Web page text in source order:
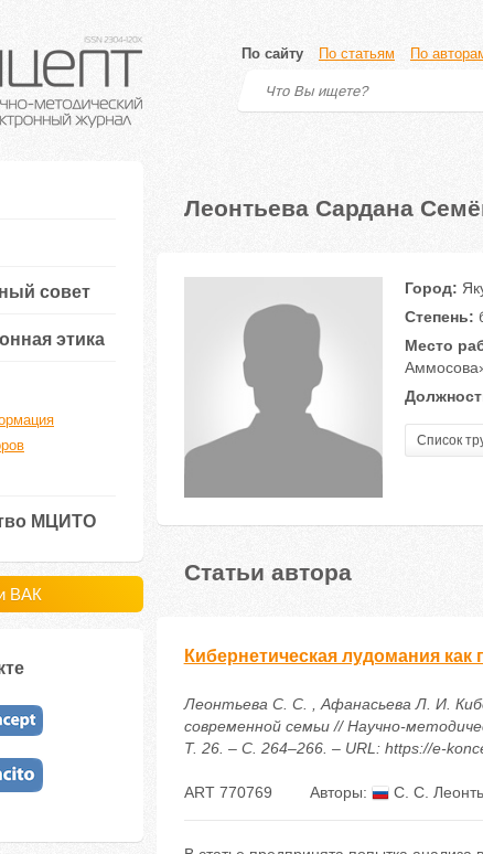
По сайту По статьям По
совет
этика
МЦИТО
ВАК
Леонтьева Сардана
Город:
Степень:
Место
Список
Статьи автора
Кибернетическая лудомания
Леонтьева С. С. , Афанасьева Л. И.
современной семьи // Научно-
Т. 26. – С. 264–266. – URL: https://e-
ART 770769 Авторы: С. С.